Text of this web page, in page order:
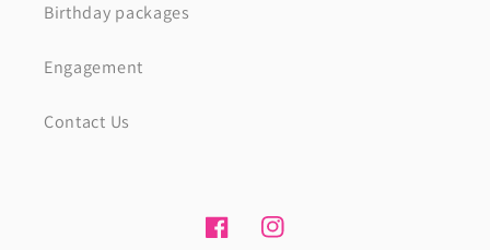
Birthday packages
Engagement
Contact Us
FacebookInstagram